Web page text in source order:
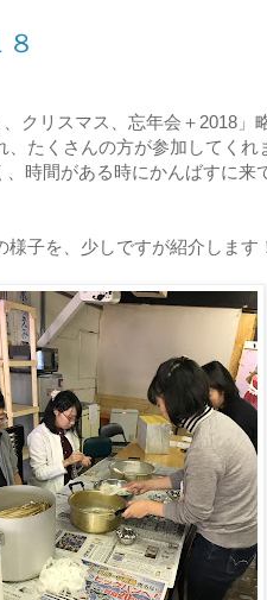
クリスマス、忘年会＋2018」
、たくさんの方が参加してくれ
時間がある時にかんばすに来
子を、少しですが紹介します